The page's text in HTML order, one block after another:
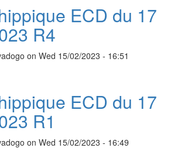
ECD du 17
R4
on Wed 15/02/2023 - 16:51
ECD du 17
R1
on Wed 15/02/2023 - 16:49